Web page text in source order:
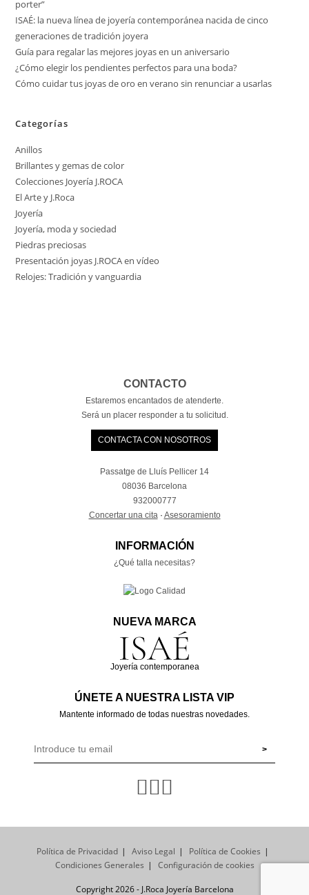
porter”
ISAÉ: la nueva línea de joyería contemporánea nacida de cinco
generaciones de tradición joyera
Guía para regalar las mejores joyas en un aniversario
¿Cómo elegir los pendientes perfectos para una boda?
Cómo cuidar tus joyas de oro en verano sin renunciar a usarlas
Categorías
Anillos
Brillantes y gemas de color
Colecciones Joyería J.ROCA
El Arte y J.Roca
Joyería
Joyería, moda y sociedad
Piedras preciosas
Presentación joyas J.ROCA en vídeo
Relojes: Tradición y vanguardia
CONTACTO
Estaremos encantados de atenderte.
Será un placer responder a tu solicitud.
CONTACTA CON NOSOTROS
Passatge de Lluís Pellicer 14
08036 Barcelona
932000777
Concertar una cita· Asesoramiento
INFORMACIÓN
¿Qué talla necesitas?
NUEVA MARCA
Joyería contemporanea
ÚNETE A NUESTRA LISTA VIP
Mantente informado de todas nuestras novedades.
Política de Privacidad Aviso Legal
Política de Cookies
Condiciones Generales
Configuración de cookies
Copyright 2026 - J.Roca Joyería Barcelona